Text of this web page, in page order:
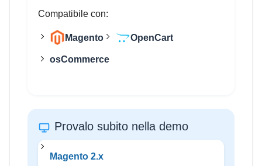
Compatibile con:
Magento OpenCart
osCommerce
Provalo subito nella demo
Magento 2.x